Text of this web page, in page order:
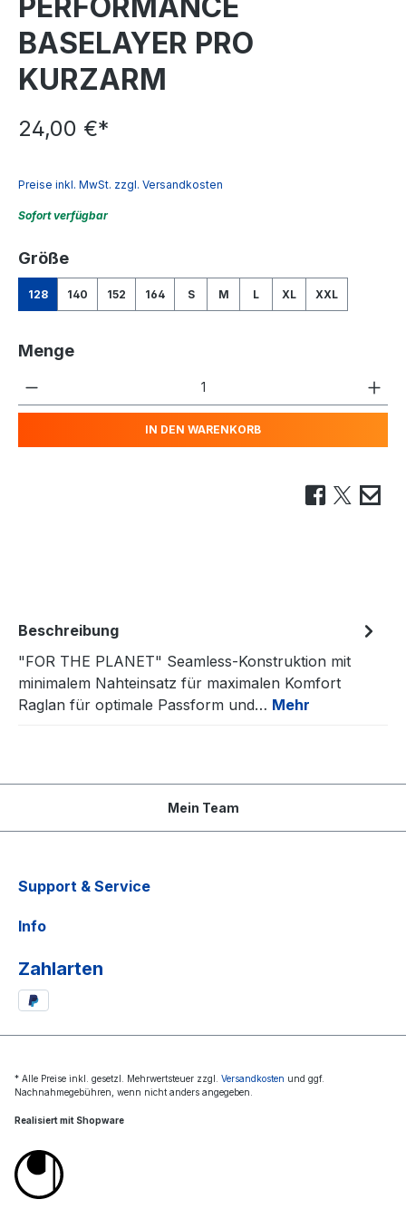
BASELAYER PRO
KURZARM
24,00 €*
Preise inkl. MwSt. zzgl. Versandkosten
Sofort verfügbar
Größeauswählen
128 140 152 164 S M L XL XXL
Menge
Produkt Anzahl: Gib den
IN DEN WARENKORB
Beschreibung
"FOR THE PLANET" Seamless-Konstruktion mit
minimalem Nahteinsatz für maximalen Komfort
Raglan für optimale Passform und… Mehr
Mein Team
Support & Service
Info
Zahlarten
* Alle Preise inkl. gesetzl. Mehrwertsteuer zzgl. Versandkosten und ggf.
Nachnahmegebühren, wenn nicht anders angegeben.
Realisiert mit Shopware